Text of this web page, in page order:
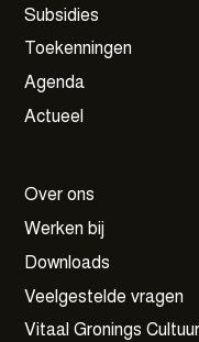
Subsidies
Toekenningen
Agenda
Actueel
Over ons
Werken bij
Downloads
Veelgestelde vragen
Vitaal Gronings